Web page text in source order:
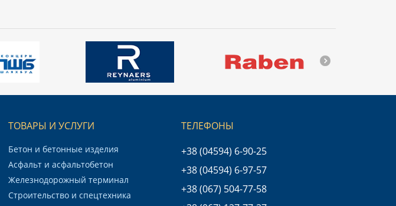
ТОВАРЫ И УСЛУГИ
Бетон и бетонные изделия
Асфальт и асфальтобетон
Железнодорожный терминал
Строительство и спецтехника
ТЕЛЕФОНЫ
+38 (04594) 6-90-25
+38 (04594) 6-97-57
+38 (067) 504-77-58